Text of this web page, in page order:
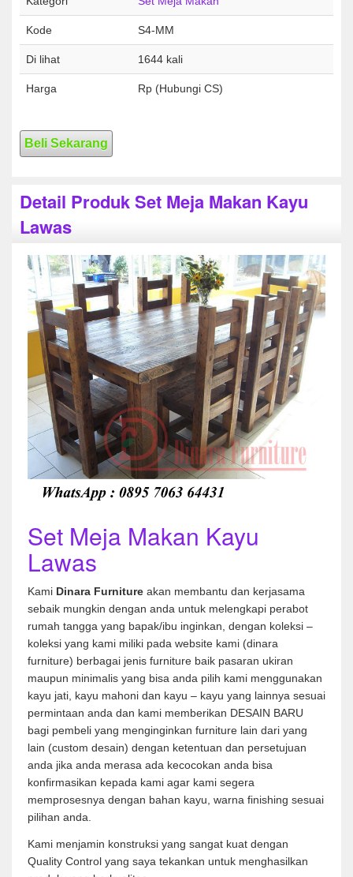
Kode S4-MM
Di lihat 1644 kali
Harga Rp (Hubungi CS)
Beli Sekarang
Detail Produk Set Meja Makan Kayu
Lawas
Set Meja Makan Kayu
Lawas
Kami Dinara Furniture akan membantu dan kerjasama
sebaik mungkin dengan anda untuk melengkapi perabot
rumah tangga yang bapak/ibu inginkan, dengan koleksi –
koleksi yang kami miliki pada website kami (dinara
furniture) berbagai jenis furniture baik pasaran ukiran
maupun minimalis yang bisa anda pilih kami menggunakan
kayu jati, kayu mahoni dan kayu – kayu yang lainnya sesuai
permintaan anda dan kami memberikan DESAIN BARU
bagi pembeli yang menginginkan furniture lain dari yang
lain (custom desain) dengan ketentuan dan persetujuan
anda jika anda merasa ada kecocokan anda bisa
konfirmasikan kepada kami agar kami segera
memprosesnya dengan bahan kayu, warna finishing sesuai
pilihan anda.
Kami menjamin konstruksi yang sangat kuat dengan
Quality Control yang saya tekankan untuk menghasilkan